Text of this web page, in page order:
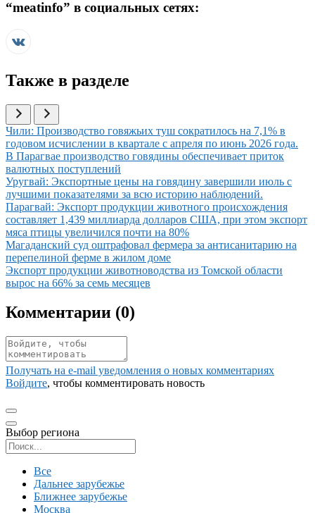
“meatinfo” в социальных сетях:
Также в разделе
Иллюстрация новости
Чили: Производство говяжьих туш сократилось на 7,1% в
годовом исчислении в квартале с апреля по июнь 2026 года.
Иллюстрация новости
В Парагвае производство говядины обеспечивает приток
валютных поступлений
Иллюстрация новости
Уругвай: Экспортные цены на говядину завершили июль с
лучшими показателями за всю историю наблюдений.
Иллюстрация новости
Парагвай: Экспорт продукции животного происхождения
составляет 1,439 миллиарда долларов США, при этом экспорт
мяса птицы увеличился почти на 80%
Иллюстрация новости
Магаданский суд оштрафовал фермера за антисанитарию на
перепелиной ферме в жилом доме
Иллюстрация новости
Экспорт продукции животноводства из Томской области
вырос на 66% за семь месяцев
Комментарии (0)
Получать на e‑mail уведомления о новых комментариях
Войдите, чтобы комментировать новость
Выбор региона
Все
Дальнее зарубежье
Ближнее зарубежье
Москва